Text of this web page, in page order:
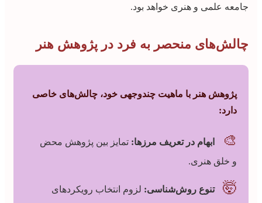
جامعه علمی و هنری خواهد بود.
چالش‌های منحصر به فرد در پژوهش هنر
پژوهش هنر با ماهیت چندوجهی خود، چالش‌های خاصی
دارد:
🎨 ابهام در تعریف مرزها: تمایز بین پژوهش محض
و خلق هنری.
🤯 تنوع روش‌شناسی: لزوم انتخاب رویکردهای